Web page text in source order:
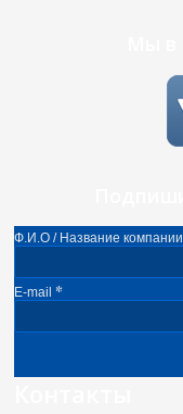
Ф.И.О / Название компании
E-mail *